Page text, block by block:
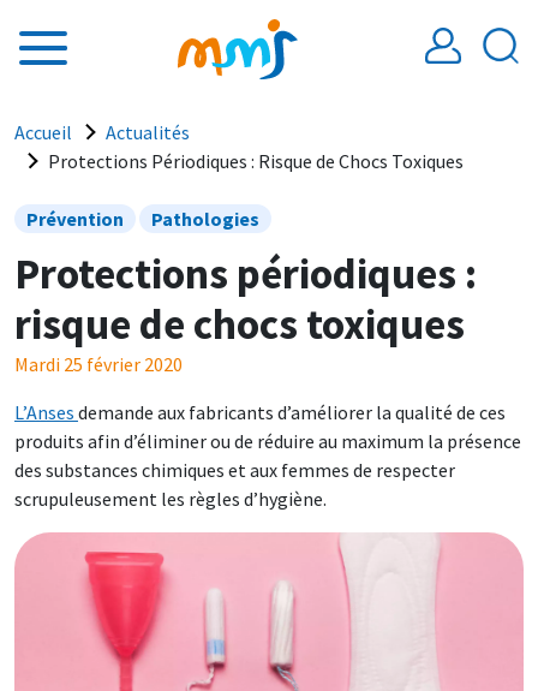
Fil d'Ariane
Accueil
Actualités
Protections Périodiques : Risque de Chocs Toxiques
Prévention Pathologies
Protections périodiques :
risque de chocs toxiques
Mardi 25 février 2020
L’Anses demande aux fabricants d’améliorer la qualité de ces
produits afin d’éliminer ou de réduire au maximum la présence
des substances chimiques et aux femmes de respecter
scrupuleusement les règles d’hygiène.
Image